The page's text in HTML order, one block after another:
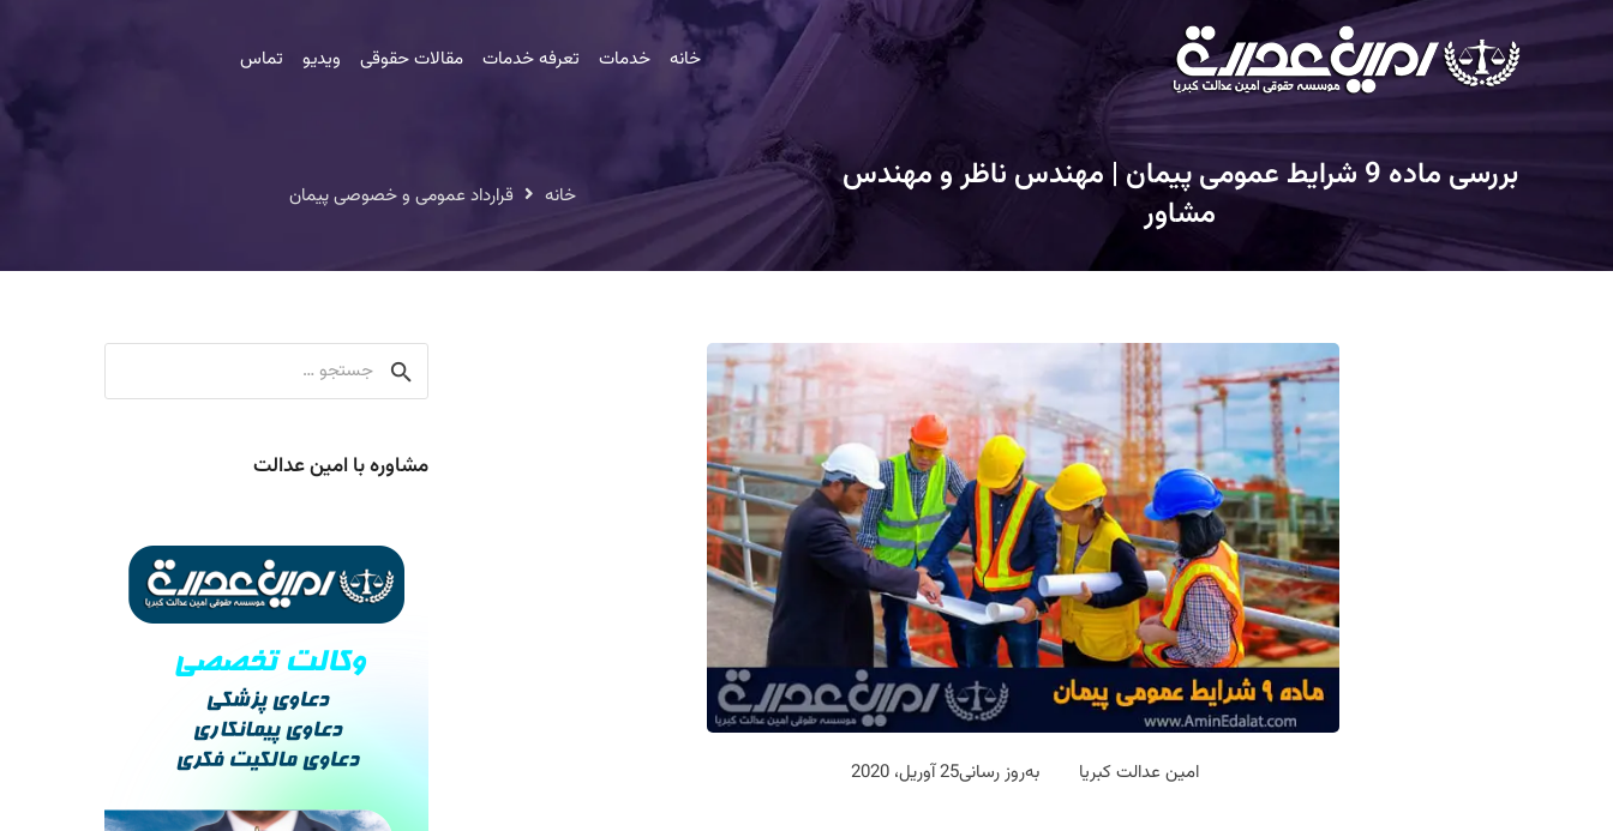
خانه خدمات تعرفه خدمات مقالات حقوقی ویدیو تماس
بررسی ماده 9 شرایط عمومی پیمان | مهندس ناظر و مهندس
مشاور
خانه قرارداد عمومی و خصوصی پیمان
امین عدالت کبریا به‌روز رسانی25 آوریل، 2020
جستجو
برای:
مشاوره با امین عدالت